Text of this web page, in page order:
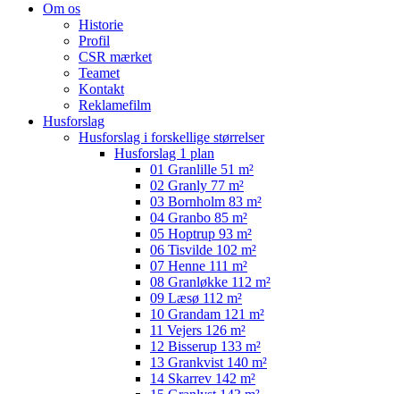
Menu
Om os
Historie
Profil
CSR mærket
Teamet
Kontakt
Reklamefilm
Husforslag
Husforslag i forskellige størrelser
Husforslag 1 plan
01 Granlille 51 m²
02 Granly 77 m²
03 Bornholm 83 m²
04 Granbo 85 m²
05 Hoptrup 93 m²
06 Tisvilde 102 m²
07 Henne 111 m²
08 Granløkke 112 m²
09 Læsø 112 m²
10 Grandam 121 m²
11 Vejers 126 m²
12 Bisserup 133 m²
13 Grankvist 140 m²
14 Skarrev 142 m²